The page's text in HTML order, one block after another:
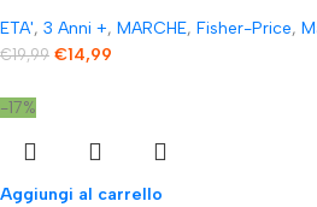
ETA', 3 Anni +, MARCHE, Fisher-Price,
€19,99 €14,99
-17%
Aggiungi al carrello